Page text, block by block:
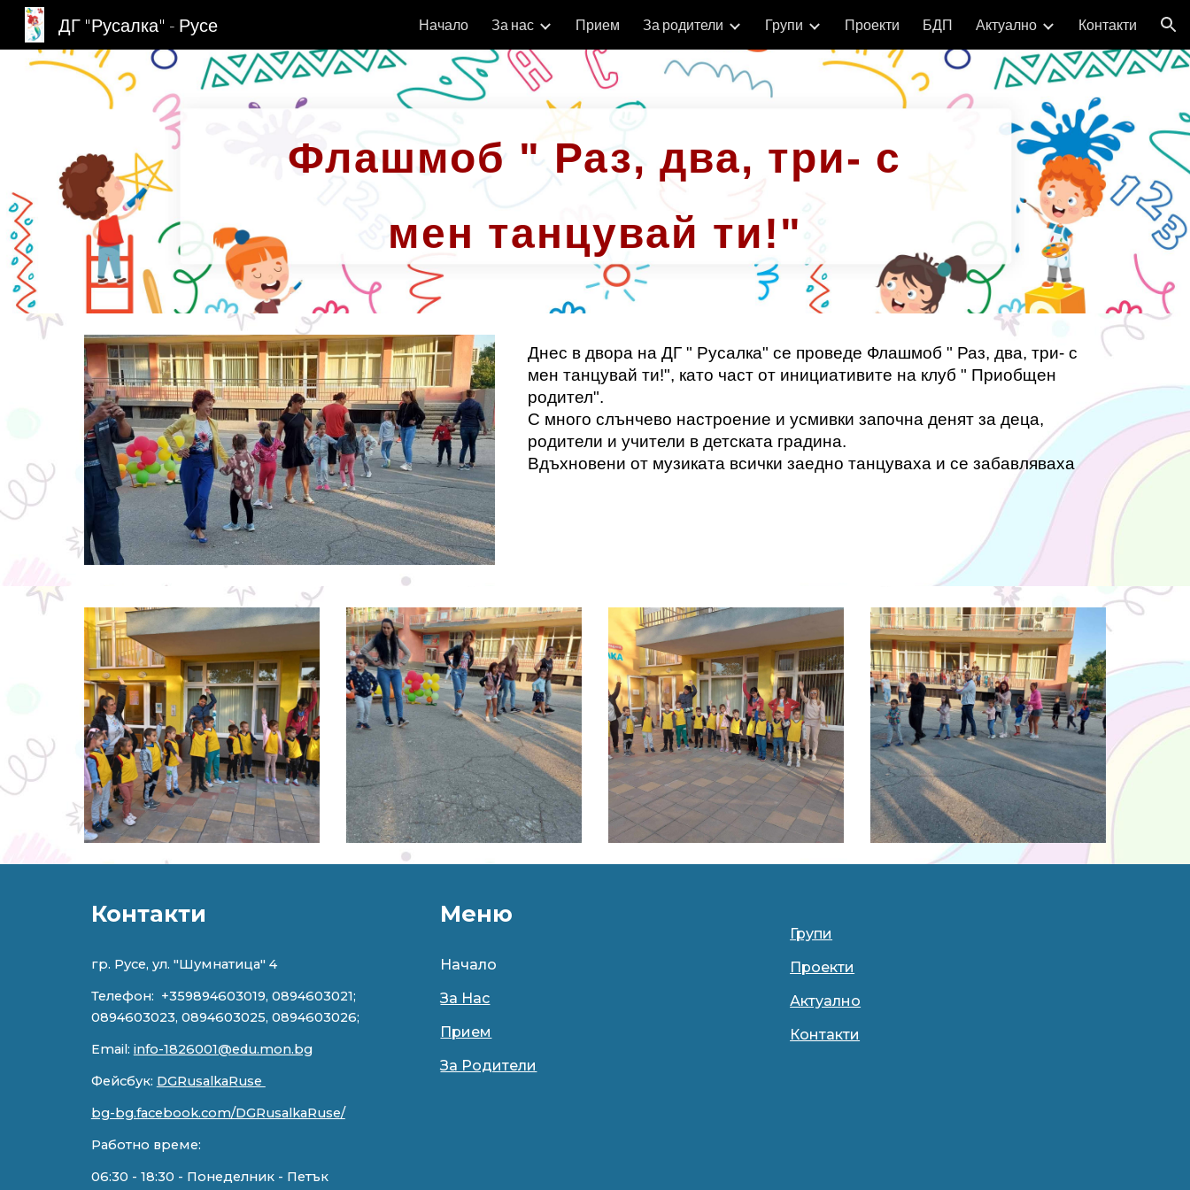
Skip to main content Skip to navigation
ДГ "Русалка" - Русе Начало За нас Прием За родители Групи Проекти БДП Актуално Контакти
Флашмоб " Раз, два, три- с
мен танцувай ти!"
Днес в двора на ДГ " Русалка" се проведе Флашмоб " Раз, два, три- с
мен танцувай ти!", като част от инициативите на клуб " Приобщен
родител".
С много слънчево настроение и усмивки започна денят за деца,
родители и учители в детската градина.
Вдъхновени от музиката всички заедно танцуваха и се забавляваха.
Контакти
гр. Русе, ул. "Шумнатица" 4
Телефон: +359894603019, 0894603021;
0894603023, 0894603025, 0894603026;
Email: info-1826001@edu.mon.bg
Фейсбук: DGRusalkaRuse
bg-bg.facebook.com/DGRusalkaRuse/
Работно време:
06:30 - 18:30 - Понеделник - Петък
Меню
Начало
За Нас
Прием
За Родители
Групи
Проекти
Актуално
Контакти